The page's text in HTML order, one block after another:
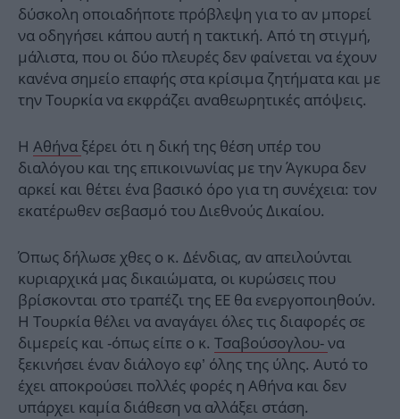
δύσκολη οποιαδήποτε πρόβλεψη για το αν μπορεί
να οδηγήσει κάπου αυτή η τακτική. Από τη στιγμή,
μάλιστα, που οι δύο πλευρές δεν φαίνεται να έχουν
κανένα σημείο επαφής στα κρίσιμα ζητήματα και με
την Τουρκία να εκφράζει αναθεωρητικές απόψεις.
Η Αθήνα ξέρει ότι η δική της θέση υπέρ του
διαλόγου και της επικοινωνίας με την Άγκυρα δεν
αρκεί και θέτει ένα βασικό όρο για τη συνέχεια: τον
εκατέρωθεν σεβασμό του Διεθνούς Δικαίου.
Όπως δήλωσε χθες ο κ. Δένδιας, αν απειλούνται
κυριαρχικά μας δικαιώματα, οι κυρώσεις που
βρίσκονται στο τραπέζι της ΕΕ θα ενεργοποιηθούν.
Η Τουρκία θέλει να αναγάγει όλες τις διαφορές σε
διμερείς και -όπως είπε ο κ. Τσαβούσογλου-να
ξεκινήσει έναν διάλογο εφ’ όλης της ύλης. Αυτό το
έχει αποκρούσει πολλές φορές η Αθήνα και δεν
υπάρχει καμία διάθεση να αλλάξει στάση.